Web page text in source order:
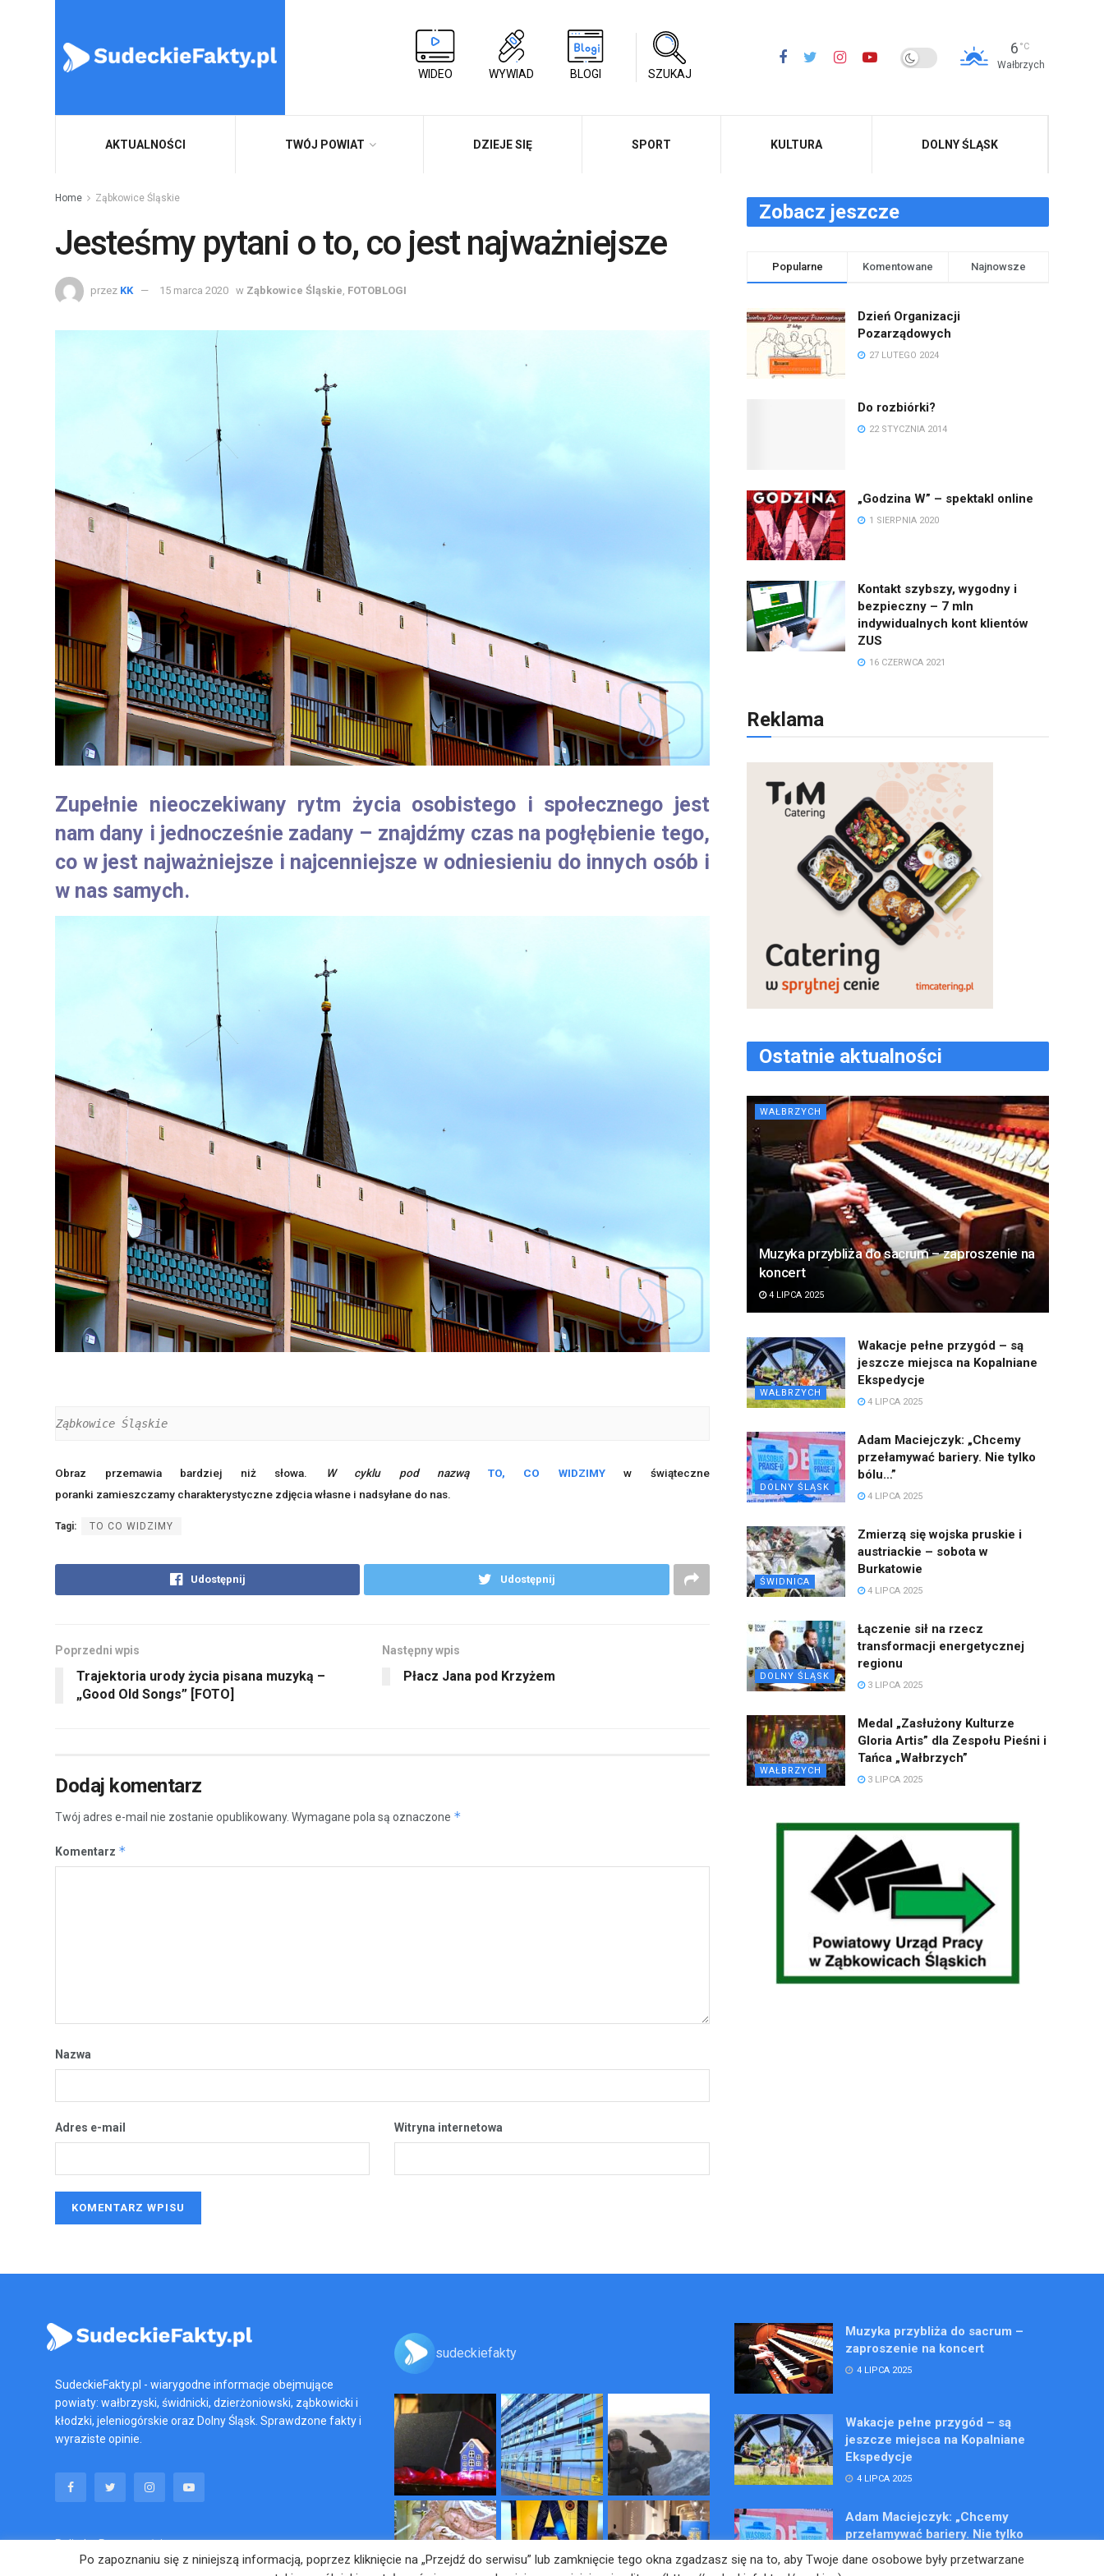
WIDEO WYWIAD BLOGI SZUKAJ
6 °C
Wałbrzych
AKTUALNOŚCI TWÓJ POWIAT DZIEJE SIĘ SPORT KULTURA DOLNY ŚLĄSK
Home Ząbkowice Śląskie
Jesteśmy pytani o to, co jest najważniejsze
przez KK 15 marca 2020 w Ząbkowice Śląskie FOTOBLOGI
Zupełnie nieoczekiwany rytm życia osobistego i społecznego jest
nam dany i jednocześnie zadany – znajdźmy czas na pogłębienie tego,
co w jest najważniejsze i najcenniejsze w odniesieniu do innych osób i
w nas samych.
Ząbkowice Śląskie
Obraz przemawia bardziej niż słowa. W cyklu pod nazwą TO, CO WIDZIMYw świąteczne
poranki zamieszczamy charakterystyczne zdjęcia własne i nadsyłane do nas.
Tagi: TO CO WIDZIMY
Udostępnij Udostępnij
Poprzedni wpis
Trajektoria urody życia pisana muzyką –
„Good Old Songs” [FOTO]
Następny wpis
Płacz Jana pod Krzyżem
Dodaj komentarz
Twój adres e-mail nie zostanie opublikowany. Wymagane pola są oznaczone *
Komentarz *
Nazwa
Adres e-mail Witryna internetowa
Zobacz jeszcze
Popularne Komentowane Najnowsze
Dzień Organizacji
Pozarządowych
27 LUTEGO 2024
Do rozbiórki?
22 STYCZNIA 2014
„Godzina W” – spektakl online
1 SIERPNIA 2020
Kontakt szybszy, wygodny i
bezpieczny – 7 mln
indywidualnych kont klientów
ZUS
16 CZERWCA 2021
Reklama
Ostatnie aktualności
WAŁBRZYCH
Muzyka przybliża do sacrum – zaproszenie na
koncert
4 LIPCA 2025
WAŁBRZYCH
Wakacje pełne przygód – są
jeszcze miejsca na Kopalniane
Ekspedycje
4 LIPCA 2025
DOLNY ŚLĄSK
Adam Maciejczyk: „Chcemy
przełamywać bariery. Nie tylko
bólu…”
4 LIPCA 2025
ŚWIDNICA
Zmierzą się wojska pruskie i
austriackie – sobota w
Burkatowie
4 LIPCA 2025
DOLNY ŚLĄSK
Łączenie sił na rzecz
transformacji energetycznej
regionu
3 LIPCA 2025
WAŁBRZYCH
Medal „Zasłużony Kulturze
Gloria Artis” dla Zespołu Pieśni i
Tańca „Wałbrzych”
3 LIPCA 2025
SudeckieFakty.pl - wiarygodne informacje obejmujące
powiaty: wałbrzyski, świdnicki, dzierżoniowski, ząbkowicki i
kłodzki, jeleniogórskie oraz Dolny Śląsk. Sprawdzone fakty i
wyraziste opinie.
Polityka Prywatności
sudeckiefakty
Muzyka przybliża do sacrum –
zaproszenie na koncert
4 LIPCA 2025
Wakacje pełne przygód – są
jeszcze miejsca na Kopalniane
Ekspedycje
4 LIPCA 2025
Adam Maciejczyk: „Chcemy
przełamywać bariery. Nie tylko
bólu…”
Po zapoznaniu się z niniejszą informacją, poprzez kliknięcie na „Przejdź do serwisu” lub zamknięcie tego okna zgadzasz się na to, aby Twoje dane osobowe były przetwarzane